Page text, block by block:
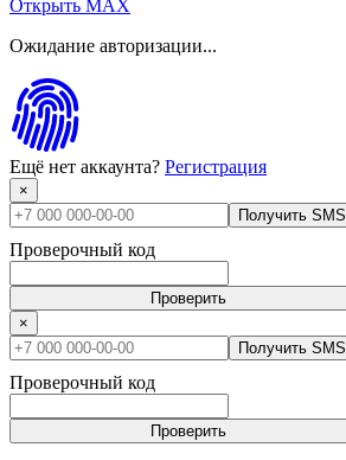
Открыть MAX
Ожидание авторизации...
Ещё нет аккаунта? Регистрация
×
Получить SMS
Проверочный код
Проверить
×
Получить SMS
Проверочный код
Проверить